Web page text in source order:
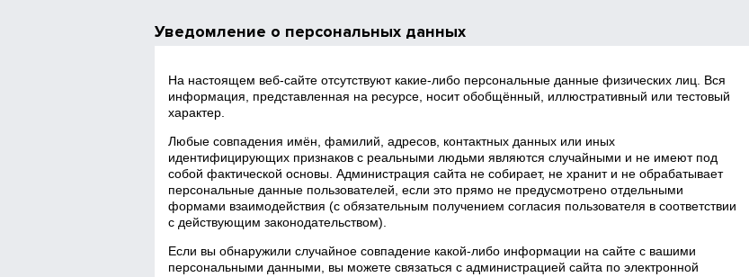
Уведомление о персональных данных
На настоящем веб‑сайте отсутствуют какие‑либо персональные данные физических лиц. Вся
информация, представленная на ресурсе, носит обобщённый, иллюстративный или тестовый
характер.
Любые совпадения имён, фамилий, адресов, контактных данных или иных
идентифицирующих признаков с реальными людьми являются случайными и не имеют под
собой фактической основы. Администрация сайта не собирает, не хранит и не обрабатывает
персональные данные пользователей, если это прямо не предусмотрено отдельными
формами взаимодействия (с обязательным получением согласия пользователя в соответствии
с действующим законодательством).
Если вы обнаружили случайное совпадение какой‑либо информации на сайте с вашими
персональными данными, вы можете связаться с администрацией сайта по электронной